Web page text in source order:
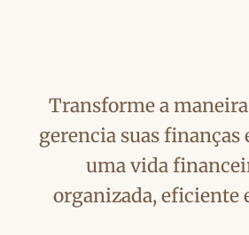
Transforme a
gerencia suas finanças
uma vida
organizada, eficiente